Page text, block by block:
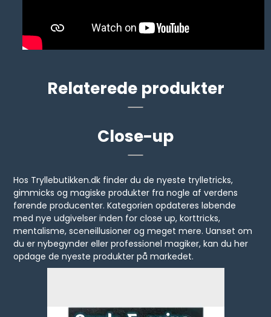
Relaterede produkter
Close-up
Hos Tryllebutikken.dk finder du de nyeste trylletricks,
gimmicks og magiske produkter fra nogle af verdens
førende producenter. Kategorien opdateres løbende
med nye udgivelser inden for close up, korttricks,
mentalisme, sceneillusioner og meget mere. Uanset om
du er nybegynder eller professionel magiker, kan du her
opdage de nyeste produkter på markedet.